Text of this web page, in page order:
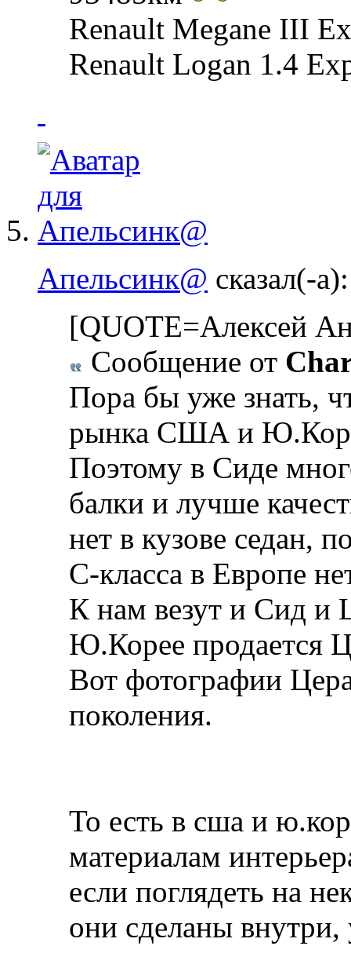
Renault Megane III
Renault Logan 1.4
Апельсинк@ сказал(-а):
[QUOTE=Алексей
Сообщение от
Пора бы уже знать,
рынка США и
Поэтому в Сиде
балки и лучше
нет в кузове седан,
С-класса в Европе
К нам везут и Сид
Ю.Корее продается
Вот фотографии
поколения.
То есть в сша и
материалам
если поглядеть на
они сделаны